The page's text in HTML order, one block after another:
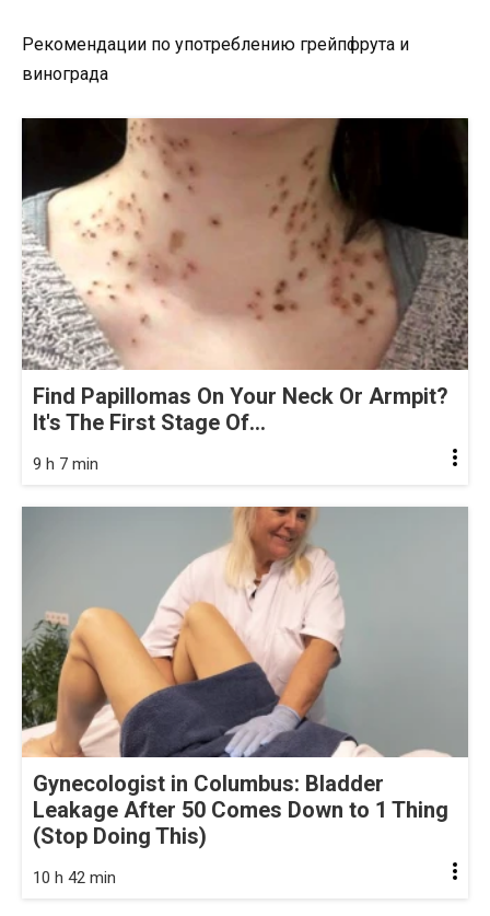
Рекомендации по употреблению грейпфрута и
винограда
Find Papillomas On Your Neck Or Armpit?
It's The First Stage Of...
9 h 7 min
Gynecologist in Columbus: Bladder
Leakage After 50 Comes Down to 1 Thing
(Stop Doing This)
10 h 42 min